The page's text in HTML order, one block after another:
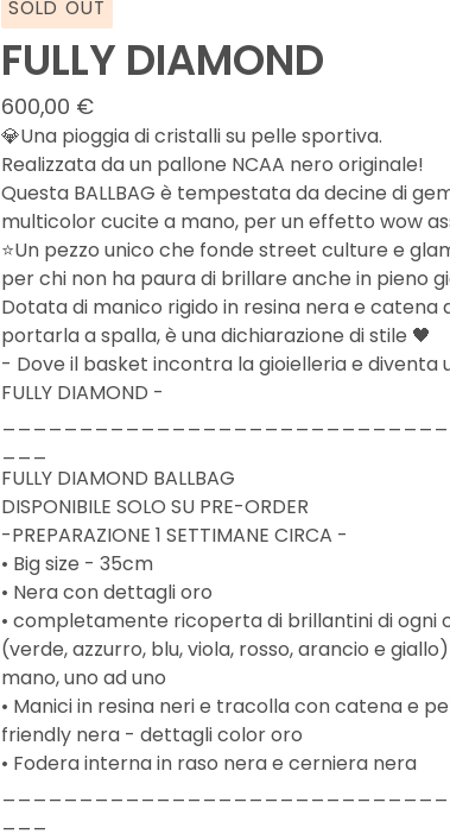
SOLD OUT
FULLY DIAMOND
600,00 €
💎Una pioggia di cristalli su pelle sportiva.
Realizzata da un pallone NCAA nero originale!
Questa BALLBAG è tempestata da decine di
multicolor cucite a mano, per un effetto wow
⭐️Un pezzo unico che fonde street culture e
per chi non ha paura di brillare anche in pieno
Dotata di manico rigido in resina nera e catena
portarla a spalla, è una dichiarazione di stile 🖤
- Dove il basket incontra la gioielleria e diventa
FULLY DIAMOND -
FULLY DIAMOND BALLBAG
DISPONIBILE SOLO SU PRE-ORDER
-PREPARAZIONE 1 SETTIMANE CIRCA -
• Big size - 35cm
• Nera con dettagli oro
• completamente ricoperta di brillantini di ogni
(verde, azzurro, blu, viola, rosso, arancio e
mano, uno ad uno
• Manici in resina neri e tracolla con catena e
friendly nera - dettagli color oro
• Fodera interna in raso nera e cerniera nera